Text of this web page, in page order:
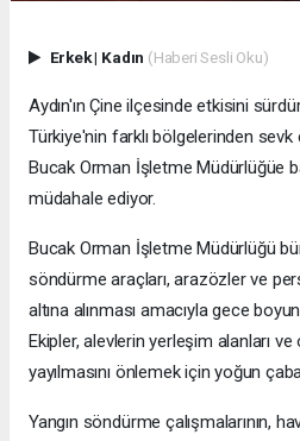
Erkek| Kadın (Haberi Sesli Oku)
Aydın'ın Çine ilçesinde etkisini
Türkiye'nin farklı bölgelerinden
Bucak Orman İşletme Müdürlüğüe
müdahale ediyor.
Bucak Orman İşletme Müdürlüğü
söndürme araçları, arazözler ve
altına alınması amacıyla gece
Ekipler, alevlerin yerleşim alanları
yayılmasını önlemek için yoğun
Yangın söndürme çalışmalarının,